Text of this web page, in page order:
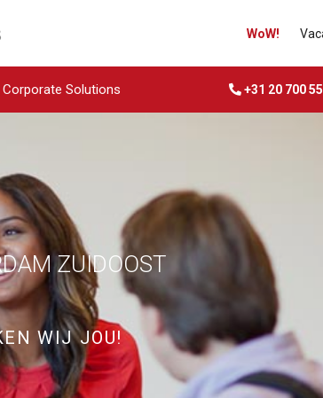
WoW!
+31 20 700
Corporate Solutions
ZUIDOOST
WIJ JOU!